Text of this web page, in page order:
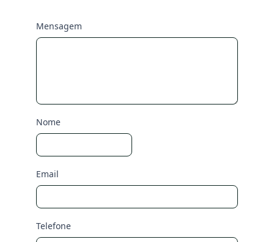
Mensagem
Nome
Email
Telefone